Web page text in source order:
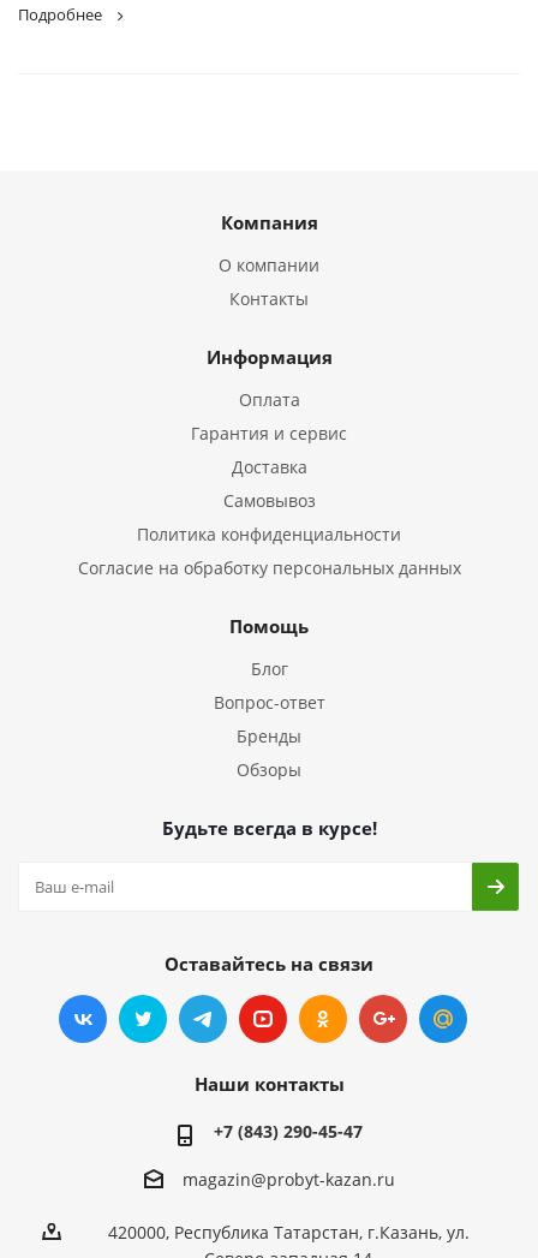
Подробнее
Компания
О компании
Контакты
Информация
Оплата
Гарантия и сервис
Доставка
Самовывоз
Политика конфиденциальности
Согласие на обработку персональных данных
Помощь
Блог
Вопрос-ответ
Бренды
Обзоры
Будьте всегда в курсе!
Оставайтесь на связи
Наши контакты
+7 (843) 290-45-47
magazin@probyt-kazan.ru
420000, Республика Татарстан, г.Казань, ул.